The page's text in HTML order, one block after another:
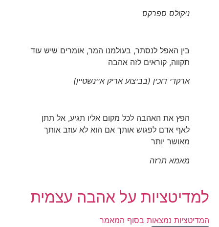
ניקולס ספרקס
בין האפל לנסתר, בעולמנו המר, אומרים שיש עוד
תקווה, קוראים לזה אהבה
ארקדי דוכין (בביצוע אריק איינשטיין)
הפץ את האהבה לכל מקום אליו תגיע, אל תתן
לאף אדם לפגוש אותך אם הוא לא עוזב אותך
מאושר יותר
מאמא תרזה
למדיטציות על אהבה עצמית
המדיטציות נמצאות בסוף המאמר